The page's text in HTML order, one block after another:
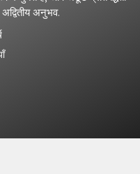
अनुभव.